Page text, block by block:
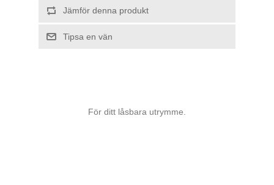
För ditt låsbara utrymme.